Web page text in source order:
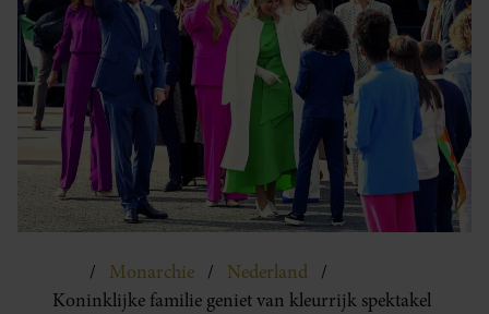
Monarchie
Nederland
Koninklijke familie geniet van kleurrijk spektakel